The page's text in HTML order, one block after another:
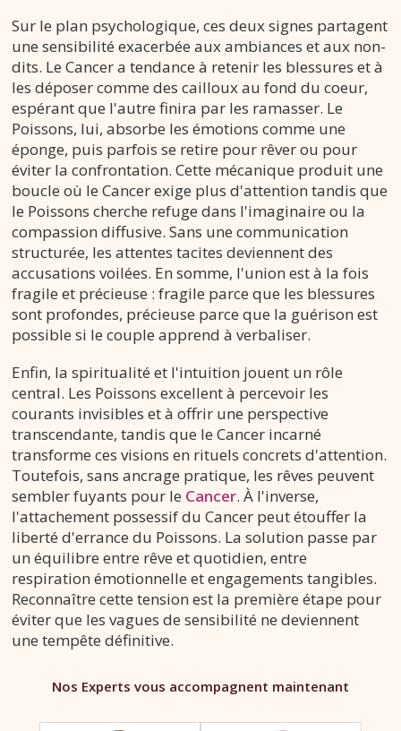
Sur le plan psychologique, ces deux signes partagent
une sensibilité exacerbée aux ambiances et aux non-
dits. Le Cancer a tendance à retenir les blessures et à
les déposer comme des cailloux au fond du coeur,
espérant que l'autre finira par les ramasser. Le
Poissons, lui, absorbe les émotions comme une
éponge, puis parfois se retire pour rêver ou pour
éviter la confrontation. Cette mécanique produit une
boucle où le Cancer exige plus d'attention tandis que
le Poissons cherche refuge dans l'imaginaire ou la
compassion diffusive. Sans une communication
structurée, les attentes tacites deviennent des
accusations voilées. En somme, l'union est à la fois
fragile et précieuse : fragile parce que les blessures
sont profondes, précieuse parce que la guérison est
possible si le couple apprend à verbaliser.
Enfin, la spiritualité et l'intuition jouent un rôle
central. Les Poissons excellent à percevoir les
courants invisibles et à offrir une perspective
transcendante, tandis que le Cancer incarné
transforme ces visions en rituels concrets d'attention.
Toutefois, sans ancrage pratique, les rêves peuvent
sembler fuyants pour le Cancer. À l'inverse,
l'attachement possessif du Cancer peut étouffer la
liberté d'errance du Poissons. La solution passe par
un équilibre entre rêve et quotidien, entre
respiration émotionnelle et engagements tangibles.
Reconnaître cette tension est la première étape pour
éviter que les vagues de sensibilité ne deviennent
une tempête définitive.
Nos Experts vous accompagnent maintenant